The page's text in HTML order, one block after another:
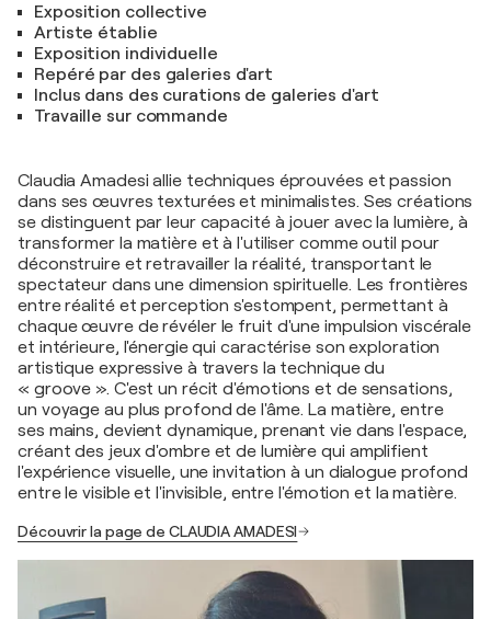
Exposition collective
Artiste établie
Exposition individuelle
Repéré par des galeries d'art
Inclus dans des curations de galeries d'art
Travaille sur commande
Claudia Amadesi allie techniques éprouvées et passion
dans ses œuvres texturées et minimalistes. Ses créations
se distinguent par leur capacité à jouer avec la lumière, à
transformer la matière et à l'utiliser comme outil pour
déconstruire et retravailler la réalité, transportant le
spectateur dans une dimension spirituelle. Les frontières
entre réalité et perception s'estompent, permettant à
chaque œuvre de révéler le fruit d'une impulsion viscérale
et intérieure, l'énergie qui caractérise son exploration
artistique expressive à travers la technique du
« groove ». C'est un récit d'émotions et de sensations,
un voyage au plus profond de l'âme. La matière, entre
ses mains, devient dynamique, prenant vie dans l'espace,
créant des jeux d'ombre et de lumière qui amplifient
l'expérience visuelle, une invitation à un dialogue profond
entre le visible et l'invisible, entre l'émotion et la matière.
Découvrir la page de CLAUDIA AMADESI